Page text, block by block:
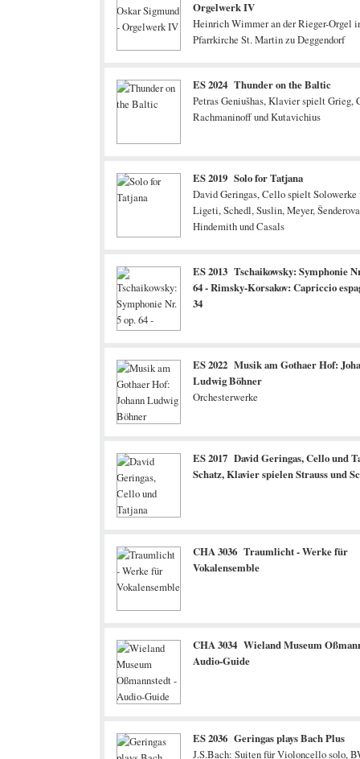
Orgelwerk IV
Hein­rich Wim­mer an der Rieger-Orgel
Pfarrkirche St. Martin zu Deggendorf
ES 2024 Thunder on the Baltic
Petras Geniušhas, Klavier spielt Grieg,
Rachmaninoff und Kutavichius
ES 2019 Solo for Tatjana
David Geringas, Cello spielt Solowerke
Ligeti, Schedl, Suslin, Meyer,
Hindemith und Casals
ES 2013 Tschaikowsky: Symphonie
64 - Rimsky-Korsakov: Capriccio
34
ES 2022 Musik am Gothaer Hof:
Ludwig Böhner
Orchesterwerke
ES 2017 David Geringas, Cello und
Schatz, Klavier spielen Strauss und
CHA 3036 Traumlicht - Werke für
Vokalensemble
CHA 3034 Wieland Museum
Audio-Guide
ES 2036 Geringas plays Bach Plus
J.S.Bach: Suiten für Violoncello solo,